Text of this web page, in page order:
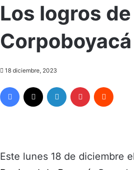
Los logros
Corpoboyacá
18 diciembre, 2023
Facebook LinkedIn Pinterest
Este lunes 18 de diciembre